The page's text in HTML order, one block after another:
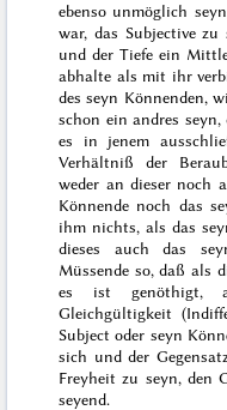
ebenso unmöglich
war, das Subjective
und der Tiefe ein
abhalte als mit ihr
des seyn Könnenden,
schon ein andres seyn,
es in jenem
Verhältniß der
weder an dieser noch
Könnende noch das
ihm nichts, als das
dieses auch das
Müssende so, daß als
es ist genöthigt,
Gleichgültigkeit
Subject oder seyn
sich und der
Freyheit zu seyn, den
seyend.